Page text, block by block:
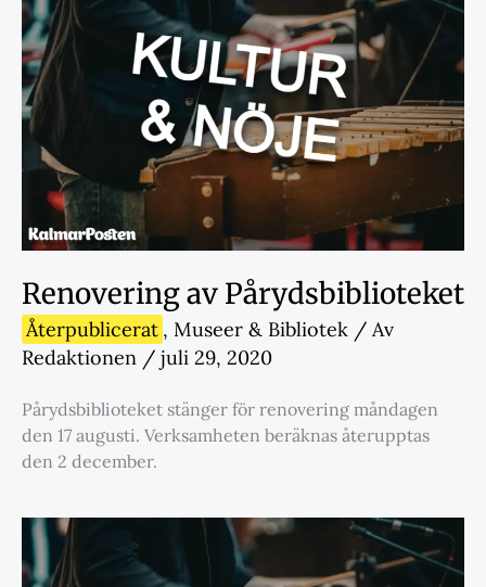
Renovering av Pårydsbiblioteket
Återpublicerat , Museer & Bibliotek / Av
Redaktionen / juli 29, 2020
Pårydsbiblioteket stänger för renovering måndagen
den 17 augusti. Verksamheten beräknas återupptas
den 2 december.